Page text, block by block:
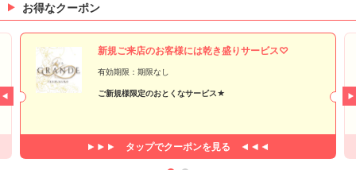
お得なクーポン
新規ご来店のお客様には乾き盛りサービス♡
有効期限：期限なし
ご新規様限定のおとくなサービス★
タップでクーポンを見る